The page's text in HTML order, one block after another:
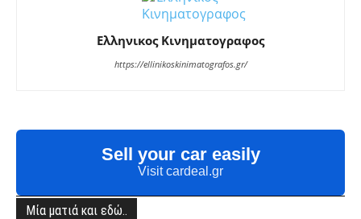
Ελληνικος Κινηματογραφος
https://ellinikoskinimatografos.gr/
Sell your car easily
Visit cardeal.gr
Μία ματιά και εδώ..